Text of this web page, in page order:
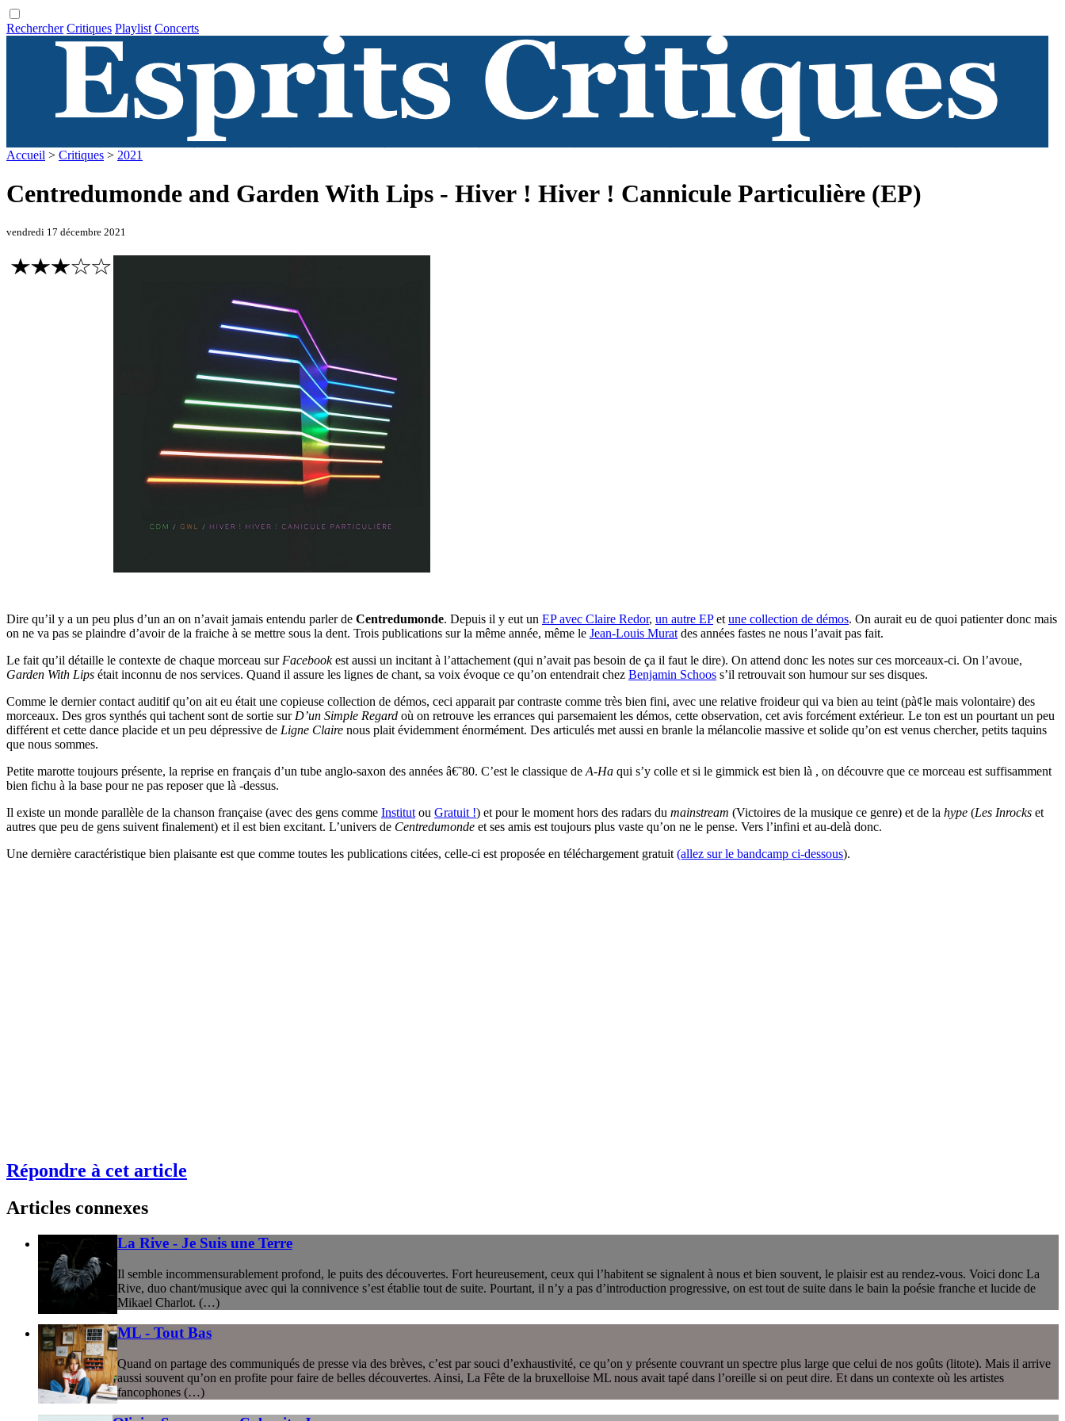
Rechercher Critiques Playlist Concerts
Accueil > Critiques > 2021
Centredumonde and Garden With Lips - Hiver ! Hiver ! Cannicule Particulière (EP)
vendredi 17 décembre 2021
Dire qu’il y a un peu plus d’un an on n’avait jamais entendu parler de Centredumonde. Depuis il y eut un EP avec Claire Redor, un autre EPet une collection de démos. On aurait eu de quoi patienter donc mais
on ne va pas se plaindre d’avoir de la fraiche à se mettre sous la dent. Trois publications sur la même année, même le Jean-Louis Murat des années fastes ne nous l’avait pas fait.
Le fait qu’il détaille le contexte de chaque morceau sur Facebookest aussi un incitant à l’attachement (qui n’avait pas besoin de ça il faut le dire). On attend donc les notes sur ces morceaux-ci. On l’avoue,
Garden With Lips était inconnu de nos services. Quand il assure les lignes de chant, sa voix évoque ce qu’on entendrait chez Benjamin Schoos s’il retrouvait son humour sur ses disques.
Comme le dernier contact auditif qu’on ait eu était une copieuse collection de démos, ceci apparait par contraste comme très bien fini, avec une relative froideur qui va bien au teint (pà¢le mais volontaire) des
morceaux. Des gros synthés qui tachent sont de sortie sur D’un Simple Regard où on retrouve les errances qui parsemaient les démos, cette observation, cet avis forcément extérieur. Le ton est un pourtant un peu
différent et cette dance placide et un peu dépressive de Ligne Claire nous plait évidemment énormément. Des articulés met aussi en branle la mélancolie massive et solide qu’on est venus chercher, petits taquins
que nous sommes.
Petite marotte toujours présente, la reprise en français d’un tube anglo-saxon des années â€˜80. C’est le classique de A-Ha qui s’y colle et si le gimmick est bien là , on découvre que ce morceau est suffisamment
bien fichu à la base pour ne pas reposer que là -dessus.
Il existe un monde parallèle de la chanson française (avec des gens comme Institut ou Gratuit !) et pour le moment hors des radars du mainstream (Victoires de la musique ce genre) et de la hype (Les Inrocks et
autres que peu de gens suivent finalement) et il est bien excitant. L’univers de Centredumonde et ses amis est toujours plus vaste qu’on ne le pense. Vers l’infini et au-delà donc.
Une dernière caractéristique bien plaisante est que comme toutes les publications citées, celle-ci est proposée en téléchargement gratuit (allez sur le bandcamp ci-dessous).
Répondre à cet article
Articles connexes
La Rive - Je Suis une Terre
Il semble incommensurablement profond, le puits des découvertes. Fort heureusement, ceux qui l’habitent se signalent à nous et bien souvent, le plaisir est au rendez-vous. Voici donc La
Rive, duo chant/musique avec qui la connivence s’est établie tout de suite. Pourtant, il n’y a pas d’introduction progressive, on est tout de suite dans le bain la poésie franche et lucide de
Mikael Charlot. (…)
ML - Tout Bas
Quand on partage des communiqués de presse via des brèves, c’est par souci d’exhaustivité, ce qu’on y présente couvrant un spectre plus large que celui de nos goûts (litote). Mais il arrive
aussi souvent qu’on en profite pour faire de belles découvertes. Ainsi, La Fête de la bruxelloise ML nous avait tapé dans l’oreille si on peut dire. Et dans un contexte où les artistes
fancophones (…)